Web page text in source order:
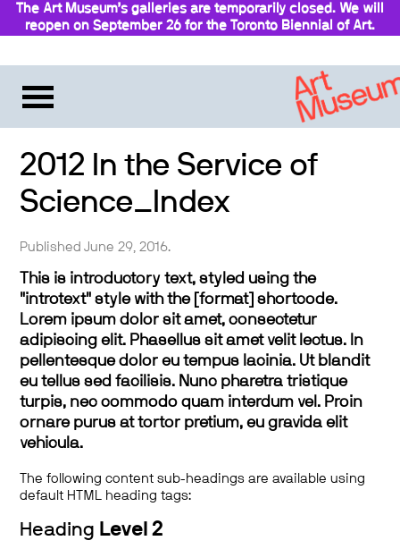
The Art Museum’s galleries are temporarily closed. We will
reopen on September 26 for the Toronto Biennial of Art.
2012 In the Service of
Science_Index
Published June 29, 2016.
This is introductory text, styled using the
"introtext" style with the [format] shortcode.
Lorem ipsum dolor sit amet, consectetur
adipiscing elit. Phasellus sit amet velit lectus. In
pellentesque dolor eu tempus lacinia. Ut blandit
eu tellus sed facilisis. Nunc pharetra tristique
turpis, nec commodo quam interdum vel. Proin
ornare purus at tortor pretium, eu gravida elit
vehicula.
The following content sub-headings are available using
default HTML heading tags:
Heading Level 2